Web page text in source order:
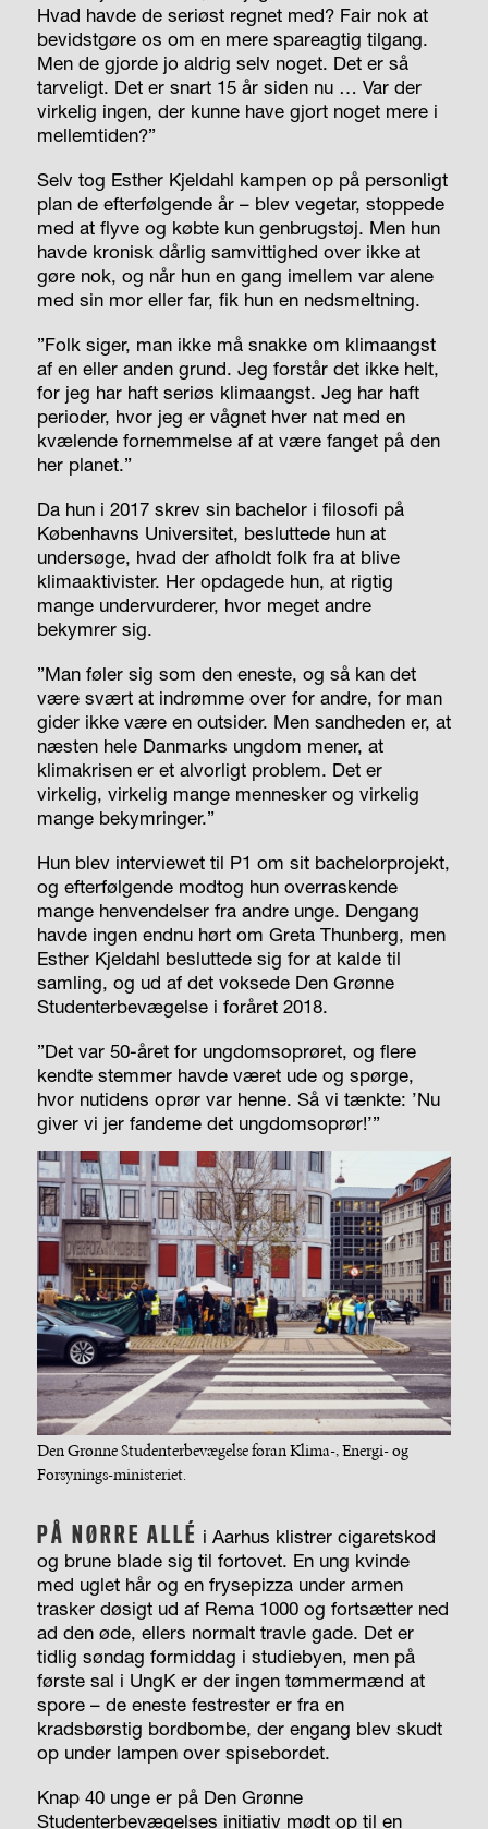
Hvad havde de seriøst regnet med? Fair nok at
bevidstgøre os om en mere spareagtig tilgang.
Men de gjorde jo aldrig selv noget. Det er så
tarveligt. Det er snart 15 år siden nu … Var der
virkelig ingen, der kunne have gjort noget mere i
mellemtiden?”
Selv tog Esther Kjeldahl kampen op på personligt
plan de efterfølgende år – blev vegetar, stoppede
med at flyve og købte kun genbrugstøj. Men hun
havde kronisk dårlig samvittighed over ikke at
gøre nok, og når hun en gang imellem var alene
med sin mor eller far, fik hun en nedsmeltning.
”Folk siger, man ikke må snakke om klimaangst
af en eller anden grund. Jeg forstår det ikke helt,
for jeg har haft seriøs klimaangst. Jeg har haft
perioder, hvor jeg er vågnet hver nat med en
kvælende fornemmelse af at være fanget på den
her planet.”
Da hun i 2017 skrev sin bachelor i filosofi på
Københavns Universitet, besluttede hun at
undersøge, hvad der afholdt folk fra at blive
klimaaktivister. Her opdagede hun, at rigtig
mange undervurderer, hvor meget andre
bekymrer sig.
”Man føler sig som den eneste, og så kan det
være svært at indrømme over for andre, for man
gider ikke være en outsider. Men sandheden er, at
næsten hele Danmarks ungdom mener, at
klimakrisen er et alvorligt problem. Det er
virkelig, virkelig mange mennesker og virkelig
mange bekymringer.”
Hun blev interviewet til P1 om sit bachelorprojekt,
og efterfølgende modtog hun overraskende
mange henvendelser fra andre unge. Dengang
havde ingen endnu hørt om Greta Thunberg, men
Esther Kjeldahl besluttede sig for at kalde til
samling, og ud af det voksede Den Grønne
Studenterbevægelse i foråret 2018.
”Det var 50-året for ungdomsoprøret, og flere
kendte stemmer havde været ude og spørge,
hvor nutidens oprør var henne. Så vi tænkte: ’Nu
giver vi jer fandeme det ungdomsoprør!’”
Den Grønne Studenterbevægelse foran Klima-, Energi- og
Forsynings-ministeriet.
PÅ NØRRE ALLÉ i Aarhus klistrer cigaretskod
og brune blade sig til fortovet. En ung kvinde
med uglet hår og en frysepizza under armen
trasker døsigt ud af Rema 1000 og fortsætter ned
ad den øde, ellers normalt travle gade. Det er
tidlig søndag formiddag i studiebyen, men på
første sal i UngK er der ingen tømmermænd at
spore – de eneste festrester er fra en
kradsbørstig bordbombe, der engang blev skudt
op under lampen over spisebordet.
Knap 40 unge er på Den Grønne
Studenterbevægelses initiativ mødt op til en